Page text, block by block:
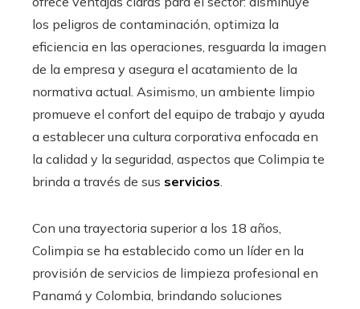
los peligros de contaminación, optimiza la
eficiencia en las operaciones, resguarda la imagen
de la empresa y asegura el acatamiento de la
normativa actual. Asimismo, un ambiente limpio
promueve el confort del equipo de trabajo y ayuda
a establecer una cultura corporativa enfocada en
la calidad y la seguridad, aspectos que Colimpia te
brinda a través de sus servicios.
Con una trayectoria superior a los 18 años,
Colimpia se ha establecido como un líder en la
provisión de servicios de limpieza profesional en
Panamá y Colombia, brindando soluciones